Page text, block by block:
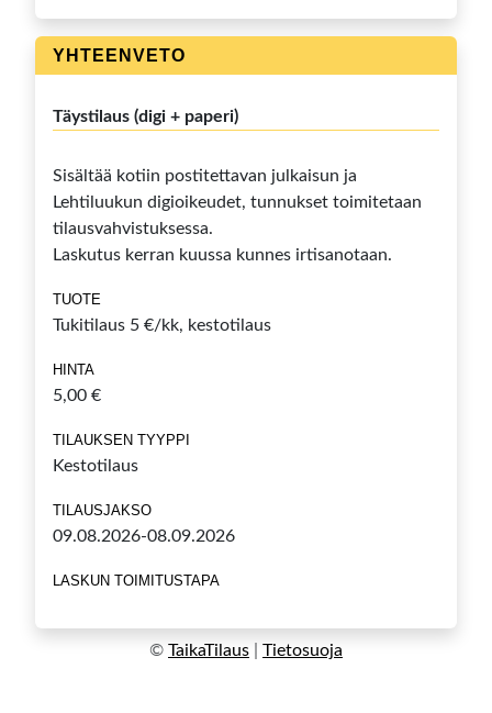
YHTEENVETO
Täystilaus (digi + paperi)
Sisältää kotiin postitettavan julkaisun ja
Lehtiluukun digioikeudet, tunnukset toimitetaan
tilausvahvistuksessa.
Laskutus kerran kuussa kunnes irtisanotaan.
TUOTE
Tukitilaus 5 €/kk, kestotilaus
HINTA
5,00 €
TILAUKSEN TYYPPI
Kestotilaus
TILAUSJAKSO
09.08.2026-08.09.2026
LASKUN TOIMITUSTAPA
© TaikaTilaus Tietosuoja